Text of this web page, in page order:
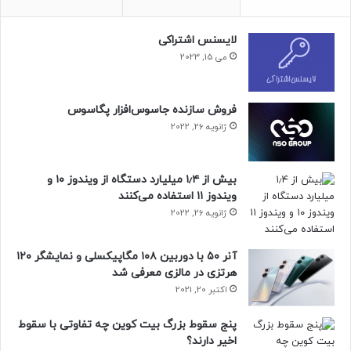
***
امیدواریم تماشای این قسمت از شاتر برایتان لذتبخش بوده باشد.
لایسنس اشتراکی
می 15, 2023
فروش سازنده جاسوس‌افزار پگاسوس
ژانویه 26, 2022
بیش از ۱٫۴ میلیارد دستگاه از ویندوز ۱۰ و
ویندوز ۱۱ استفاده می‌کنند
ژانویه 26, 2022
آنر ۵۰ با دوربین ۱۰۸ مگاپیکسلی و نمایشگر ۱۲۰
هرتزی در مالزی معرفی شد
اکتبر 20, 2021
پنج سقوط بزرگ بیت کوین چه تفاوتی با سقوط
اخیر دارند؟